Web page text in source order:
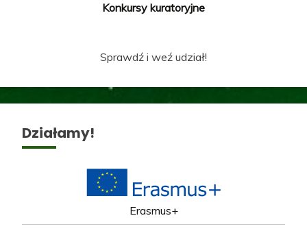
Konkursy kuratoryjne
Sprawdź i weź udział!
Działamy!
Erasmus+